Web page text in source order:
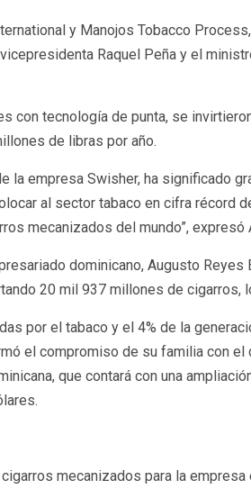
y Manojos Tobacco
Raquel Peña y el
con tecnología de punta, se
de libras por año.
la empresa Swisher, ha significado
al sector tabaco en cifra récord
mecanizados del mundo”,
dominicano, Augusto
20 mil 937 millones de
por el tabaco y el 4% de la
el compromiso de su familia con
que contará con una
mecanizados para la